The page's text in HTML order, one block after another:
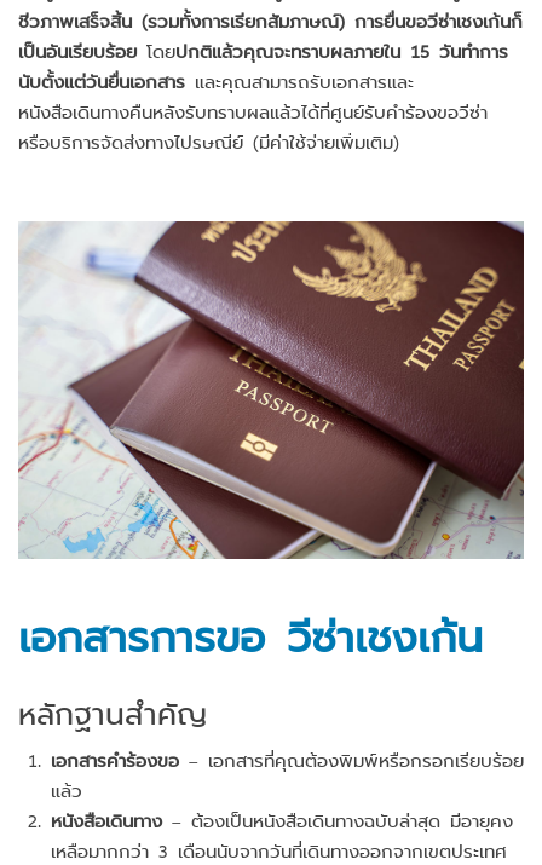
ชีวภาพเสร็จสิ้น (รวมทั้งการเรียกสัมภาษณ์) การยื่นขอวีซ่าเชงเก้นก็
เป็นอันเรียบร้อย โดยปกติแล้วคุณจะทราบผลภายใน 15 วันทำการ
นับตั้งแต่วันยื่นเอกสาร และคุณสามารถรับเอกสารและ
หนังสือเดินทางคืนหลังรับทราบผลแล้วได้ที่ศูนย์รับคำร้องขอวีซ่า
หรือบริการจัดส่งทางไปรษณีย์ (มีค่าใช้จ่ายเพิ่มเติม)
เอกสารการขอ วีซ่าเชงเก้น
หลักฐานสำคัญ
เอกสารคำร้องขอ– เอกสารที่คุณต้องพิมพ์หรือกรอกเรียบร้อย
แล้ว
หนังสือเดินทาง– ต้องเป็นหนังสือเดินทางฉบับล่าสุด มีอายุคง
เหลือมากกว่า 3 เดือนนับจากวันที่เดินทางออกจากเขตประเทศ